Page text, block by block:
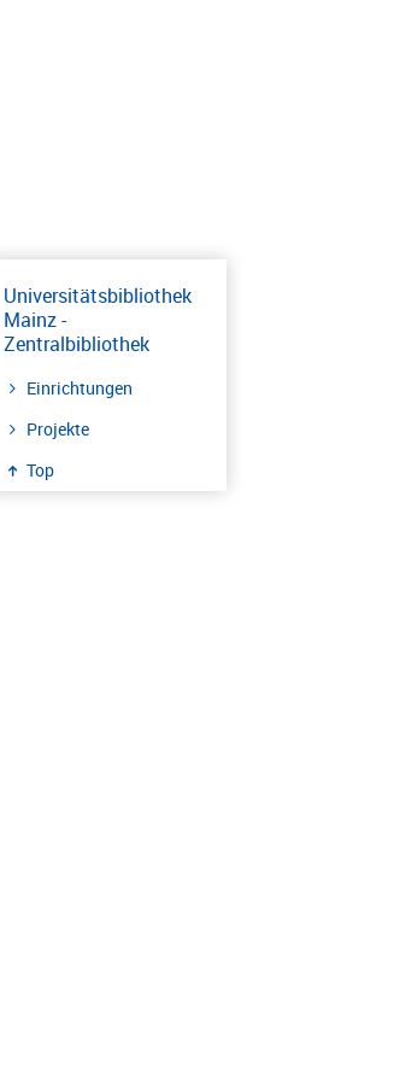
Universitätsbibliothek
Mainz -
Zentralbibliothek
Einrichtungen
Projekte
Top